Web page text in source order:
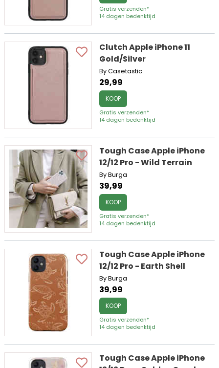
Gratis verzenden*
14 dagen bedenktijd
Clutch Apple iPhone 11
Gold/Silver
By Casetastic
29,99
KOOP
Gratis verzenden*
14 dagen bedenktijd
Tough Case Apple iPhone
12/12 Pro - Wild Terrain
By Burga
39,99
KOOP
Gratis verzenden*
14 dagen bedenktijd
Tough Case Apple iPhone
12/12 Pro - Earth Shell
By Burga
39,99
KOOP
Gratis verzenden*
14 dagen bedenktijd
Tough Case Apple iPhone